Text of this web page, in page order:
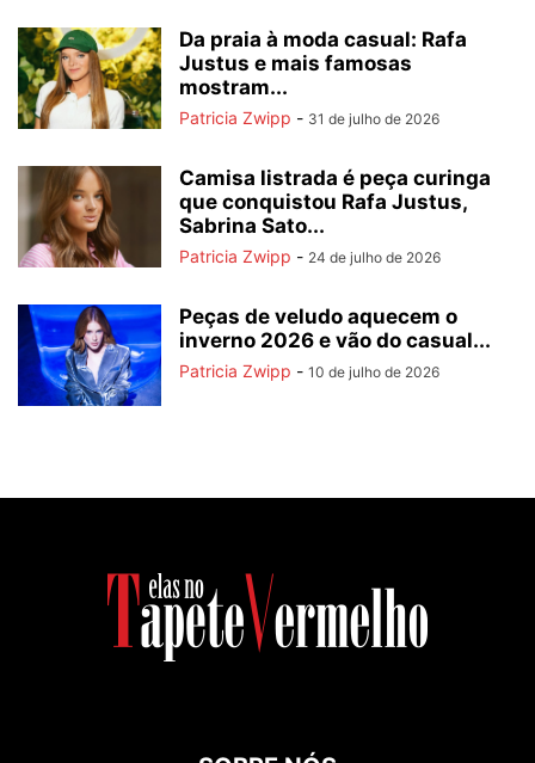
Da praia à moda casual: Rafa
Justus e mais famosas
mostram...
Patricia Zwipp - 31 de julho de 2026
Camisa listrada é peça curinga
que conquistou Rafa Justus,
Sabrina Sato...
Patricia Zwipp - 24 de julho de 2026
Peças de veludo aquecem o
inverno 2026 e vão do casual...
Patricia Zwipp - 10 de julho de 2026